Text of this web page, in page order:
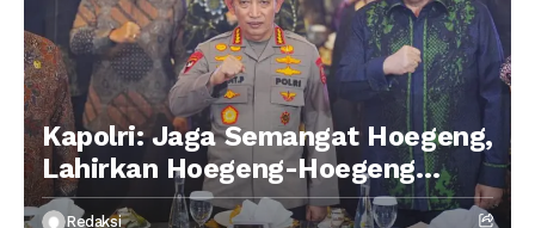
Kapolri: Jaga Semangat Hoegeng,
Lahirkan Hoegeng-Hoegeng
Berikutnya
Redaksi